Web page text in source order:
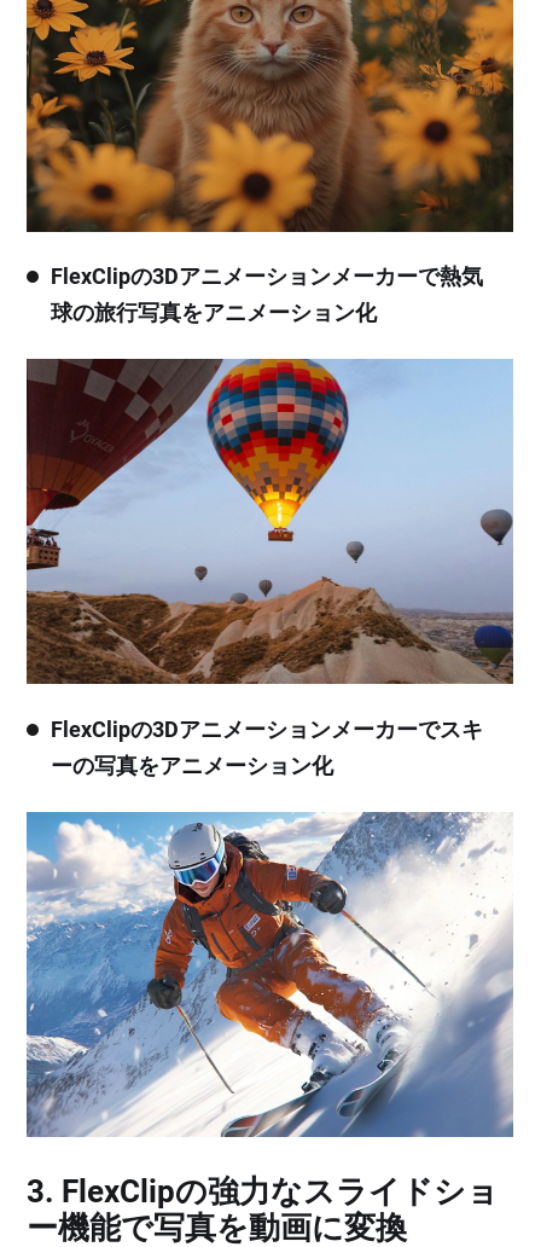
FlexClipの3Dアニメーションメーカーで熱気
球の旅行写真をアニメーション化
FlexClipの3Dアニメーションメーカーでスキ
ーの写真をアニメーション化
3. FlexClipの強力なスライドショ
ー機能で写真を動画に変換